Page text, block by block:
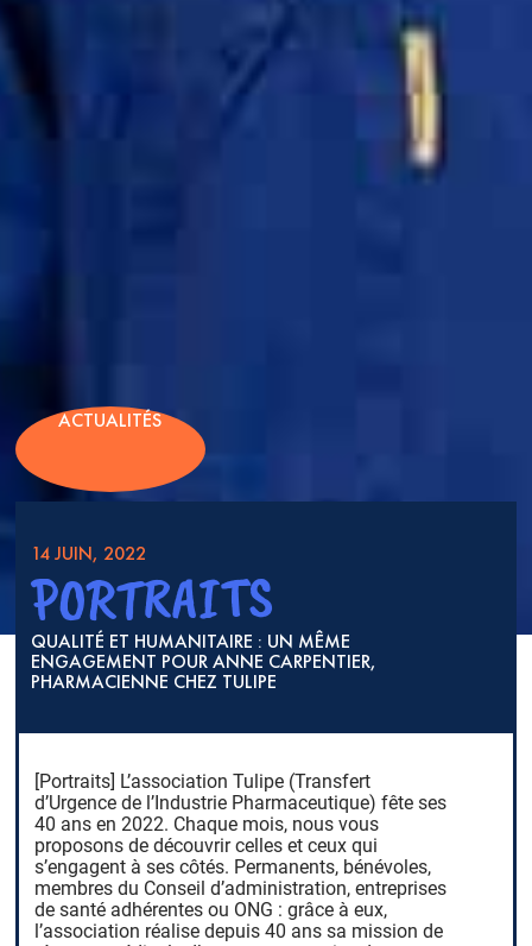
ACTUALITÉS
14 JUIN, 2022
PORTRAITS
QUALITÉ ET HUMANITAIRE : UN MÊME
ENGAGEMENT POUR ANNE CARPENTIER,
PHARMACIENNE CHEZ TULIPE
[Portraits] L’association Tulipe (Transfert
d’Urgence de l’Industrie Pharmaceutique) fête ses
40 ans en 2022. Chaque mois, nous vous
proposons de découvrir celles et ceux qui
s’engagent à ses côtés. Permanents, bénévoles,
membres du Conseil d’administration, entreprises
de santé adhérentes ou ONG : grâce à eux,
l’association réalise depuis 40 ans sa mission de